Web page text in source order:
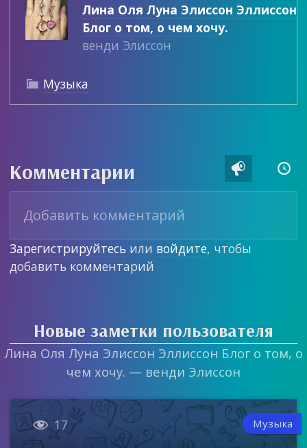
Лина Оля Луна Элиссон Эллиссон
Блог о том, о чем хочу.
венди Элиссон
 Музыка
Комментарии  
Зарегистрируйтесь или войдите, чтобы
добавить комментарий
Новые заметки пользователя
Лина Оля Луна Элиссон Эллиссон Блог о том, о
чем хочу. — венди Элиссон
 17 Музыка